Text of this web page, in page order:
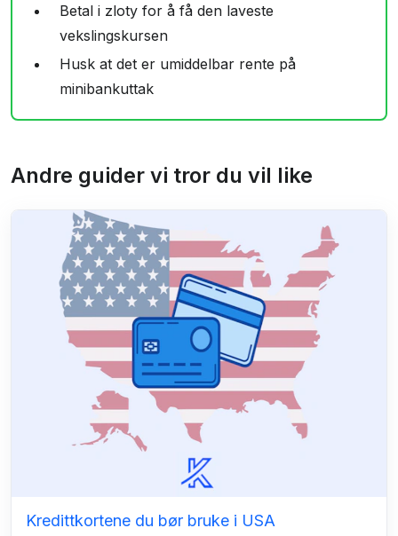
Betal i zloty for å få den laveste
vekslingskursen
Husk at det er umiddelbar rente på
minibankuttak
Andre guider vi tror du vil like
Kredittkortene du bør bruke i USA